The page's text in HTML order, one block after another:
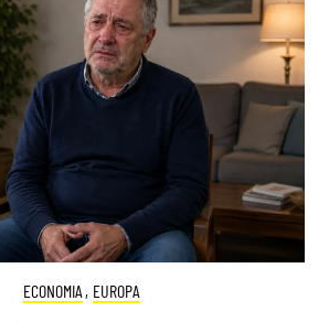
ECONOMIA , EUROPA